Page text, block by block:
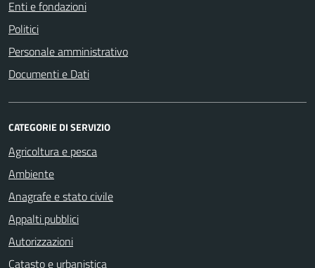
Enti e fondazioni
Politici
Personale amministrativo
Documenti e Dati
CATEGORIE DI SERVIZIO
Agricoltura e pesca
Ambiente
Anagrafe e stato civile
Appalti pubblici
Autorizzazioni
Catasto e urbanistica